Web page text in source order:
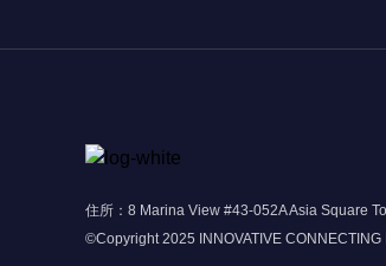
住所：8 Marina View #43-052A Asia Square
©Copyright 2025 INNOVATIVE CONNECTING